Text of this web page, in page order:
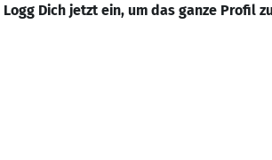
Logg Dich jetzt ein, um das ganze Profil